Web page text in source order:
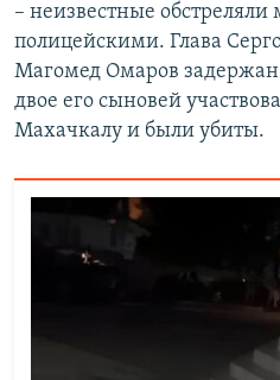
– неизвестные
полицейскими. Глава
Магомед Омаров задержан
двое его сыновей
Махачкалу и были убиты.